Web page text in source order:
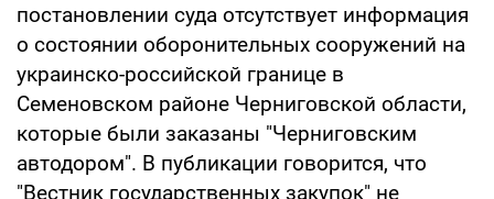
постановлении суда отсутствует информация
о состоянии оборонительных сооружений на
украинско-российской границе в
Семеновском районе Черниговской области,
которые были заказаны "Черниговским
автодором". В публикации говорится, что
"Вестник государственных закупок" не